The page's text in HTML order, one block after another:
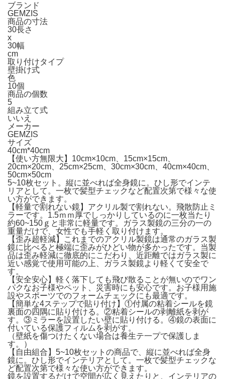
ブランド
GEMZIS
商品の寸法
30長さ
x
30幅
cm
取り付けタイプ
壁掛け式
色
10個
商品の個数
5
組み立て式
いいえ
メーカー
GEMZIS
サイズ
40cm*40cm
【使い方無限大】10cm×10cm、15cm×15cm、
20cm×20cm、25cm×25cm、30cm×30cm、40cm×40cm、
50cm×50cm
5~10枚セット。縦に並べれば全身鏡に。ひし形でインテ
リアとして。一枚で髪型チェックなど配置次第で様々な使
い方ができます。
【軽量で割れない鏡】アクリル製で割れない。飛散防止ミ
ラーです。1.5ｍｍ厚でしっかりしているのに一枚当たり
約60~150ｇと非常に軽量です。ガラス製鏡の三分の一の
重量だけで、女性でも手軽く取り付けます。
【歪み超軽減】これまでのアクリル製鏡は通常のガラス製
鏡に比べると極端に歪みがひどい物が多かったです。当製
品は歪み軽減に徹底的にこだわり、近距離ではガラス製に
近い感覚で使用可能の上、ガラス製鏡より軽くて安全で
す。
【安全安心】軽く落下しても飛び散ることが無いのでワン
パクなお子様やペット、災害時にも安心です。お子様用施
設やスポーツでのフォームチェックにも最適です。
【簡単な4ステップで貼り付け】①付属の粘着シールを鏡
裏面の四隅に貼り付ける。②粘着シールの剥離紙を剥が
す。③ミラーを設置したい壁に貼り付ける。④鏡の表面に
付いている保護フィルムを剥がす。
（壁紙を傷つけたくない場合は養生テ一プで保護しま
す。）
【自由組合】5~10枚セットの商品で、縦に並べれば全身
鏡に。ひし形でインテリアとして。一枚で髪型チェックな
ど配置次第で様々な使い方ができます。
鏡を設置するだけで空間が広く見えたりと、インテリアの